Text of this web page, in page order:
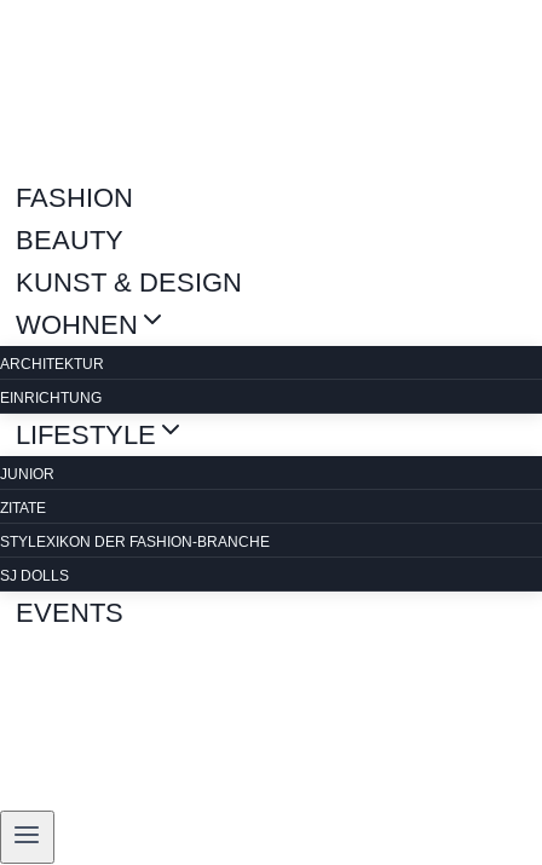
FASHION
BEAUTY
KUNST & DESIGN
WOHNEN
ARCHITEKTUR
EINRICHTUNG
LIFESTYLE
JUNIOR
ZITATE
STYLEXIKON DER FASHION-BRANCHE
SJ DOLLS
EVENTS